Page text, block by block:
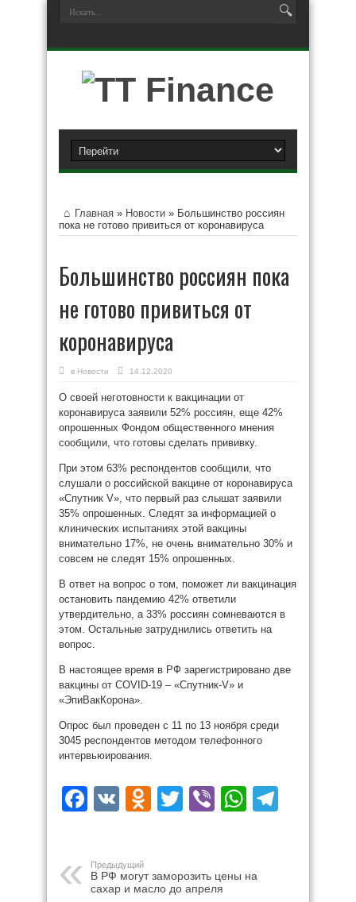
Главная » Новости » Большинство россиян
пока не готово привиться от коронавируса
Большинство россиян пока
не готово привиться от
коронавируса
в Новости 14.12.2020
О своей неготовности к вакцинации от
коронавируса заявили 52% россиян, еще 42%
опрошенных Фондом общественного мнения
сообщили, что готовы сделать прививку.
При этом 63% респондентов сообщили, что
слушали о российской вакцине от коронавируса
«Спутник V», что первый раз слышат заявили
35% опрошенных. Следят за информацией о
клинических испытаниях этой вакцины
внимательно 17%, не очень внимательно 30% и
совсем не следят 15% опрошенных.
В ответ на вопрос о том, поможет ли вакцинация
остановить пандемию 42% ответили
утвердительно, а 33% россиян сомневаются в
этом. Остальные затруднились ответить на
вопрос.
В настоящее время в РФ зарегистрировано две
вакцины от COVID-19 – «Спутник-V» и
«ЭпиВакКорона».
Опрос был проведен с 11 по 13 ноября среди
3045 респондентов методом телефонного
интервьюирования.
Facebook
VK Odnoklassniki
Twitter
Viber
Предыдущий
В РФ могут заморозить цены на
сахар и масло до апреля